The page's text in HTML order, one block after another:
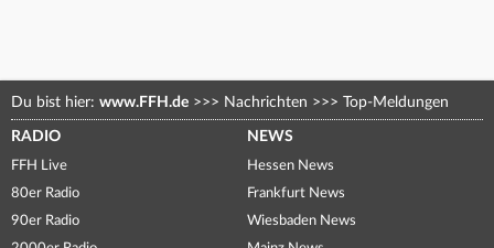
Du bist hier: www.FFH.de >>> Nachrichten >>> Top-Meldungen
RADIO
FFH Live
80er Radio
90er Radio
NEWS
Hessen News
Frankfurt News
Wiesbaden News